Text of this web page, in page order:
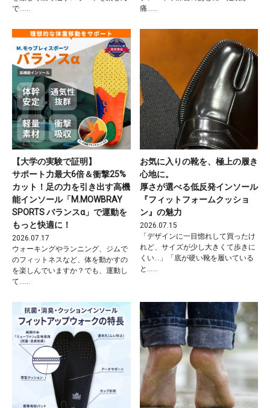
で……
痛……
【大学の実験で証明】
サポート力最大6倍＆衝撃25%
カット！足の力を引き出す高機
能インソール「M.MOWBRAY
SPORTS バランスα」で運動を
もっと快適に！
2026.07.17
ウォーキングやランニング、ジムで
のフィットネスなど、体を動かすの
を楽しんでいますか？でも、運動し
て……
お気に入りの靴を、極上の履き
心地に。
厚さが選べる低反発インソール
『フィットフォームクッショ
ン』の魅力
2026.07.15
「デザインに一目惚れして買ったけ
れど、サイズが少し大きくて歩きに
くい…」「底が硬い靴を履いている
と……